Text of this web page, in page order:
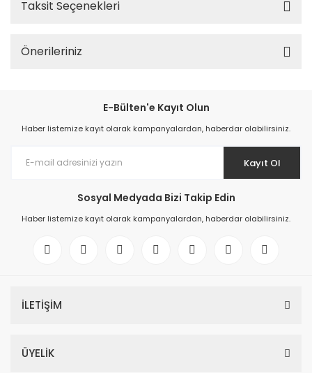
Taksit Seçenekleri
Önerileriniz
E-Bülten'e Kayıt Olun
Haber listemize kayıt olarak kampanyalardan, haberdar olabilirsiniz.
Kayıt Ol
Sosyal Medyada Bizi Takip Edin
Haber listemize kayıt olarak kampanyalardan, haberdar olabilirsiniz.
İLETİŞİM
ÜYELİK